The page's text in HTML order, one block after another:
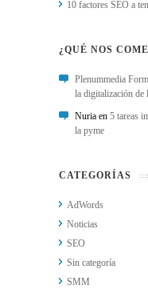
10 factores SEO a
¿QUÉ NOS
Plenummedia
la digitalización de
Nuria en 5 tareas
la pyme
CATEGORÍAS
AdWords
Noticias
SEO
Sin categoría
SMM